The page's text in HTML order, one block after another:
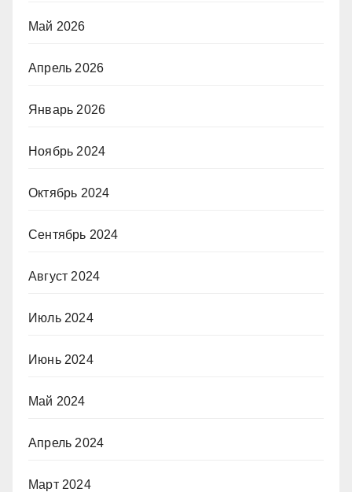
Май 2026
Апрель 2026
Январь 2026
Ноябрь 2024
Октябрь 2024
Сентябрь 2024
Август 2024
Июль 2024
Июнь 2024
Май 2024
Апрель 2024
Март 2024